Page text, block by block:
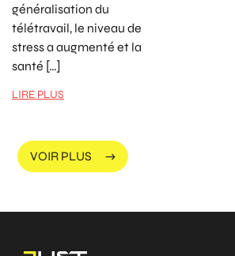
généralisation du
télétravail, le niveau de
stress a augmenté et la
santé […]
LIRE PLUS
VOIR PLUS